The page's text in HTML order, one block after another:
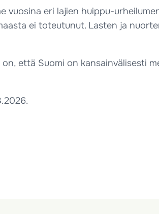
vuosina eri lajien huippu-
ei toteutunut. Lasten ja
että Suomi on kansainvälisesti